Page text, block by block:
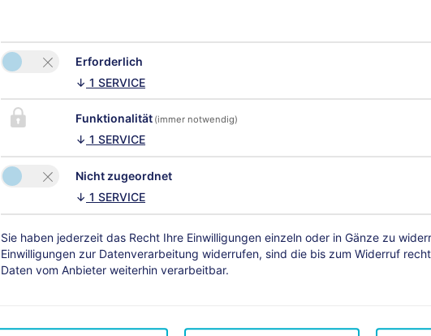
Erforderlich
↓ 1 SERVICE
Funktionalität (immer notwendig)
↓ 1 SERVICE
Nicht zugeordnet
↓ 1 SERVICE
Sie haben jederzeit das Recht Ihre Einwilligungen einzeln oder in Gänze zu
Einwilligungen zur Datenverarbeitung widerrufen, sind die bis zum Widerruf
Daten vom Anbieter weiterhin verarbeitbar.